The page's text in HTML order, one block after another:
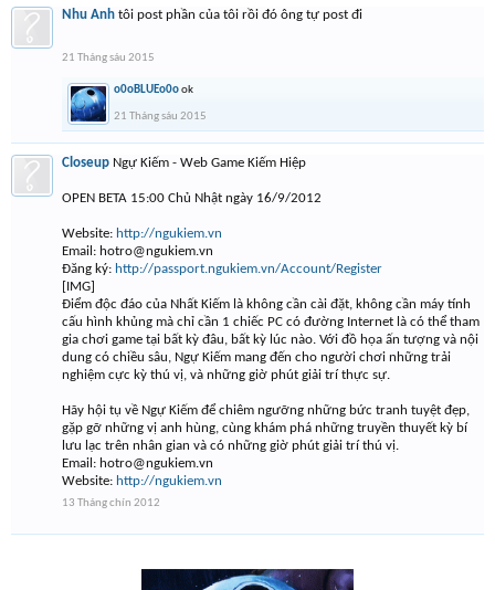
Nhu Anh tôi post phần của tôi rồi đó ông tự post đi
21 Tháng sáu 2015
o0oBLUEo0ook
21 Tháng sáu 2015
Closeup Ngự Kiếm - Web Game Kiếm Hiệp
OPEN BETA 15:00 Chủ Nhật ngày 16/9/2012
Website: http://ngukiem.vn
Email: hotro@ngukiem.vn
Đăng ký: http://passport.ngukiem.vn/Account/Register
[IMG]
Điểm độc đáo của Nhất Kiếm là không cần cài đặt, không cần máy tính
cấu hình khủng mà chỉ cần 1 chiếc PC có đường Internet là có thể tham
gia chơi game tại bất kỳ đâu, bất kỳ lúc nào. Với đồ họa ấn tượng và nội
dung có chiều sâu, Ngự Kiếm mang đến cho người chơi những trải
nghiệm cực kỳ thú vị, và những giờ phút giải trí thực sự.
Hãy hội tụ về Ngự Kiếm để chiêm ngưỡng những bức tranh tuyệt đẹp,
gặp gỡ những vị anh hùng, cùng khám phá những truyền thuyết kỳ bí
lưu lạc trên nhân gian và có những giờ phút giải trí thú vị.
Email: hotro@ngukiem.vn
Website: http://ngukiem.vn
13 Tháng chín 2012